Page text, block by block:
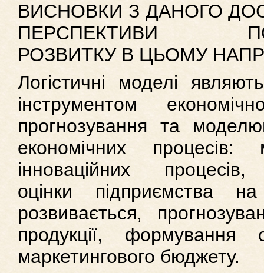
ВИСНОВКИ З ДАНОГО
ПЕРСПЕКТИВИ
РОЗВИТКУ В ЦЬОМУ
Логістичні моделі
інструментом
прогнозування та
економічних процесів:
інноваційних
оцінки підприємства
розвивається,
продукції, формування
маркетингового бюджету.